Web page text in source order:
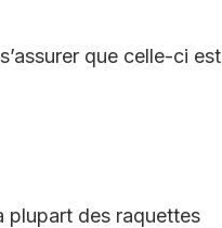
que celle-ci est
plupart des raquettes